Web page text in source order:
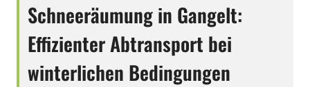
Schneeräumung in Gangelt:
Effizienter Abtransport bei
winterlichen Bedingungen